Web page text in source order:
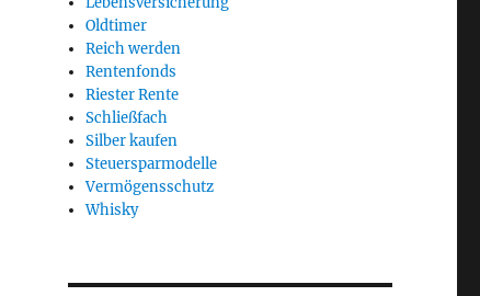
Oldtimer
Reich werden
Rentenfonds
Riester Rente
Schließfach
Silber kaufen
Steuersparmodelle
Vermögensschutz
Whisky